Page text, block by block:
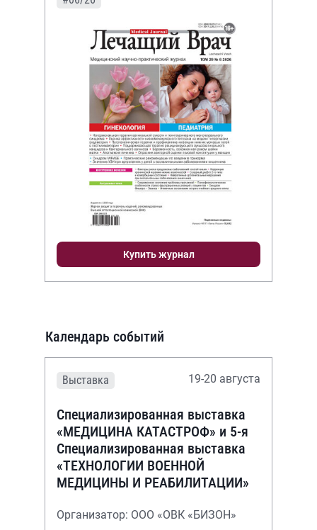
Купить журнал
Календарь событий
Выставка 19-20 августа
Специализированная выставка
«МЕДИЦИНА КАТАСТРОФ» и 5-я
Специализированная выставка
«ТЕХНОЛОГИИ ВОЕННОЙ
МЕДИЦИНЫ И РЕАБИЛИТАЦИИ»
Организатор: ООО «ОВК «БИЗОН»